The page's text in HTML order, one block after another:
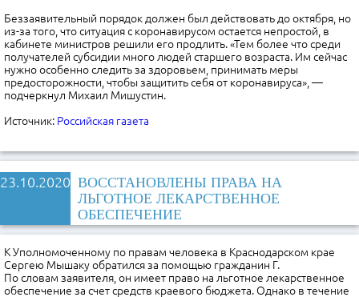
Беззаявительный порядок должен был действовать до октября, но
из-за того, что ситуация с коронавирусом остается непростой, в
кабинете министров решили его продлить. «Тем более что среди
получателей субсидии много людей старшего возраста. Им сейчас
нужно особенно следить за здоровьем, принимать меры
предосторожности, чтобы защитить себя от коронавируса», —
подчеркнул Михаил Мишустин.
Источник: Российская газета
23.10.2020 ВОССТАНОВЛЕНЫ ПРАВА НА
ЛЬГОТНОЕ ЛЕКАРСТВЕННОЕ
ОБЕСПЕЧЕНИЕ
К Уполномоченному по правам человека в Краснодарском крае
Сергею Мышаку обратился за помощью гражданин Г.
По словам заявителя, он имеет право на льготное лекарственное
обеспечение за счет средств краевого бюджета. Однако в течение